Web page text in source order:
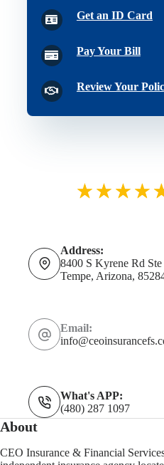
Get an ID Card
Pay Your Bill
Review Your
Address:
8400 S Kyrene Rd Ste
Tempe, Arizona,
Email:
What's APP:
(480) 287 1097
About
CEO Insurance & Financial